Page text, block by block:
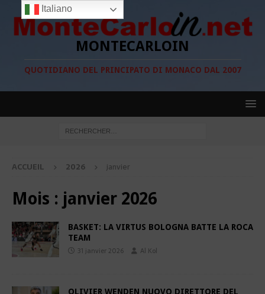
MONTECARLOIN
QUOTIDIANO DEL PRINCIPATO DI MONACO DAL 2007
ACCUEIL 2026 janvier
Mois : janvier 2026
BASKET: LA VIRTUS BOLOGNA BATTE LA ROCA
TEAM
31 janvier 2026 Al Kol
OLIVIER WENDEN NUOVO DIRETTORE DEL
Italiano